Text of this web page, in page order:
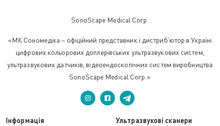
SonoScape Medical Corp.
«МК Сономедіка – офіційний представник і дистриб’ютор в Україні
цифрових кольорових доплерівських ультразвукових систем,
ультразвукових датчиків, відеоендоскопічних систем виробництва
SonoScape Medical Corp.»
Інформація Ультразвукові сканери